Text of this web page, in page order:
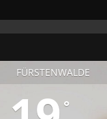
FÜRSTENWALDE
°